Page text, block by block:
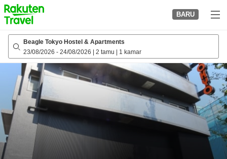
to
top
page
BARU
Beagle Tokyo Hostel & Apartments
23/08/2026 - 24/08/2026 2 tamu 1 kamar